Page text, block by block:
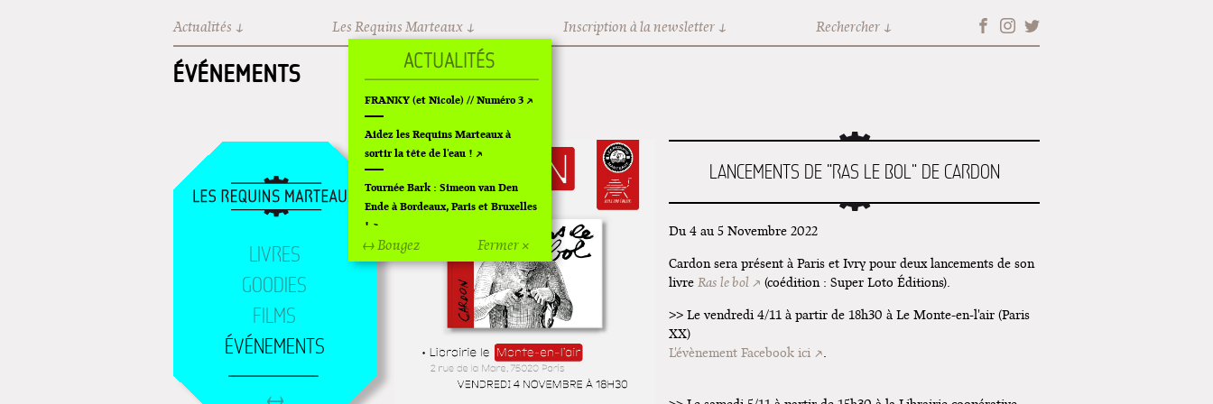
Actualités Les Requins Marteaux Inscription à la newsletter Rechercher
ÉVÉNEMENTS
LIVRES
GOODIES
FILMS
ÉVÉNEMENTS
LANCEMENTS DE "RAS LE BOL" DE CARDON
Du 4 au 5 Novembre 2022
Cardon sera présent à Paris et Ivry pour deux lancements de son
livreRas le bol
(coédition : Super Loto Éditions).
>> Le vendredi 4/11 à partir de 18h30 à Le Monte-en-l'air (Paris
XX)
L'évènement Facebook ici
.
Fermer ×
↔ Bougez
FRANKY (et Nicole) // Numéro 3
Aidez les Requins Marteaux à
sortir la tête de l'eau !
Tournée Bark : Simeon van Den
Ende à Bordeaux, Paris et Bruxelles
!
Off Of Off d'Angoulême 2024
Superette de noël à Pola
L'exposition de Fungirl à
Montpellier !
Lancements de "Ras le bol" de
Cardon